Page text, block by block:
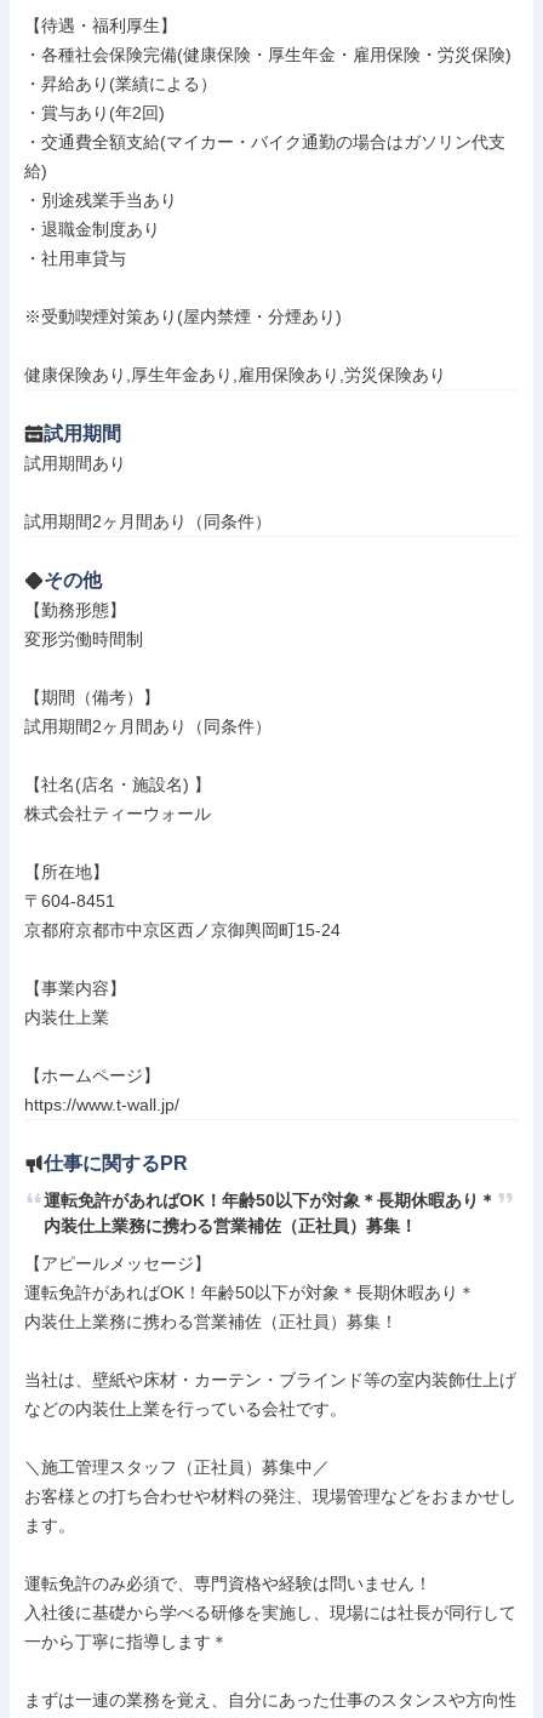
【待遇・福利厚生】
・各種社会保険完備(健康保険・厚生年金・雇用保険・労災保険)
・昇給あり(業績による）
・賞与あり(年2回)
・交通費全額支給(マイカー・バイク通勤の場合はガソリン代支
給)
・別途残業手当あり
・退職金制度あり
・社用車貸与
※受動喫煙対策あり(屋内禁煙・分煙あり)
健康保険あり,厚生年金あり,雇用保険あり,労災保険あり
試用期間
試用期間あり
試用期間2ヶ月間あり（同条件）
その他
【勤務形態】
変形労働時間制
【期間（備考）】
試用期間2ヶ月間あり（同条件）
【社名(店名・施設名) 】
株式会社ティーウォール
【所在地】
〒604-8451
京都府京都市中京区西ノ京御輿岡町15-24
【事業内容】
内装仕上業
【ホームページ】
https://www.t-wall.jp/
仕事に関するPR
運転免許があればOK！年齢50以下が対象＊長期休暇あり＊
内装仕上業務に携わる営業補佐（正社員）募集！
【アピールメッセージ】
運転免許があればOK！年齢50以下が対象＊長期休暇あり＊
内装仕上業務に携わる営業補佐（正社員）募集！
当社は、壁紙や床材・カーテン・ブラインド等の室内装飾仕上げ
などの内装仕上業を行っている会社です。
＼施工管理スタッフ（正社員）募集中／
お客様との打ち合わせや材料の発注、現場管理などをおまかせし
ます。
運転免許のみ必須で、専門資格や経験は問いません！
入社後に基礎から学べる研修を実施し、現場には社長が同行して
一から丁寧に指導します＊
まずは一連の業務を覚え、自分にあった仕事のスタンスや方向性